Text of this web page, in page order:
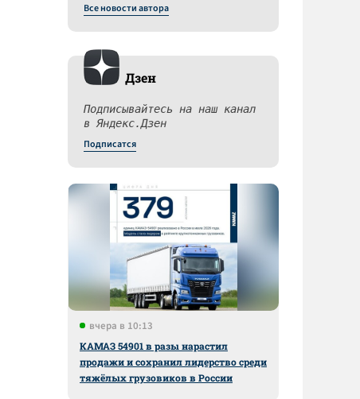
Все новости автора
Дзен
Подписывайтесь на наш канал
в Яндекс.Дзен
Подписатся
вчера в 10:13
КАМАЗ 54901 в разы нарастил
продажи и сохранил лидерство среди
тяжёлых грузовиков в России